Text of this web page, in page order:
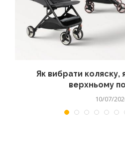
Як вибрати
верхньому
10/07/